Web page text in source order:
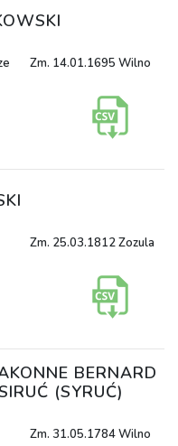
Zm. 14.01.1695 Wilno
Zm. 25.03.1812 Zozula
BERNARD
(SYRUĆ)
Zm. 31.05.1784 Wilno